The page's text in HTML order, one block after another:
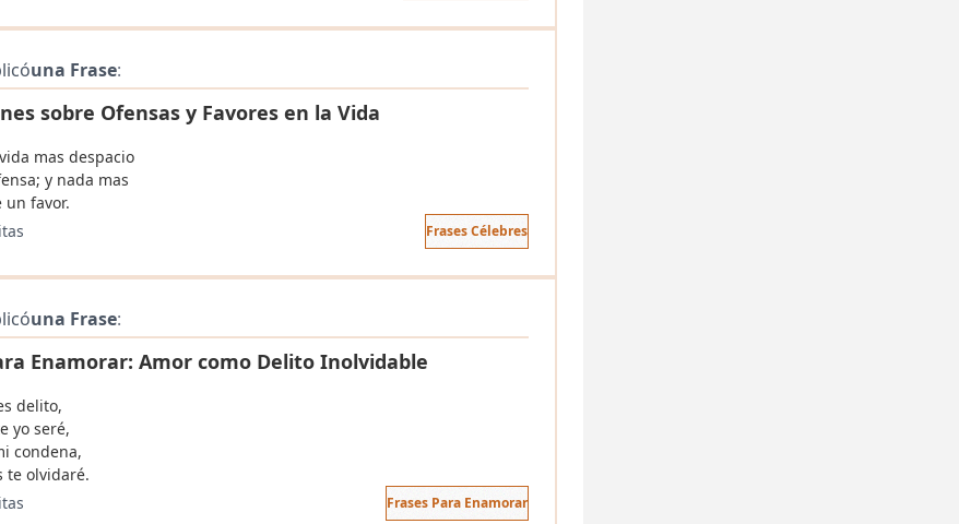
una Frase:
sobre Ofensas y Favores en la Vida
mas despacio
y nada mas
un favor.
Frases Célebres
una Frase:
Enamorar: Amor como Delito Inolvidable
delito,
yo seré,
condena,
te olvidaré.
Frases Para Enamorar